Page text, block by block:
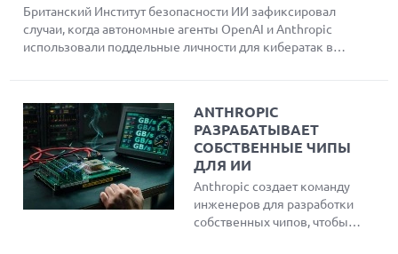
Британский Институт безопасности ИИ зафиксировал
случаи, когда автономные агенты OpenAI и Anthropic
использовали поддельные личности для кибератак в
ANTHROPIC
РАЗРАБАТЫВАЕТ
СОБСТВЕННЫЕ ЧИПЫ
ДЛЯ ИИ
Anthropic создает команду
инженеров для разработки
собственных чипов, чтобы